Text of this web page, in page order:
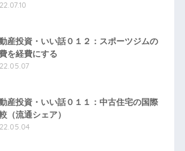
産投資・いい話０１２：スポーツジムの
を経費にする
産投資・いい話０１１：中古住宅の国際
（流通シェア）